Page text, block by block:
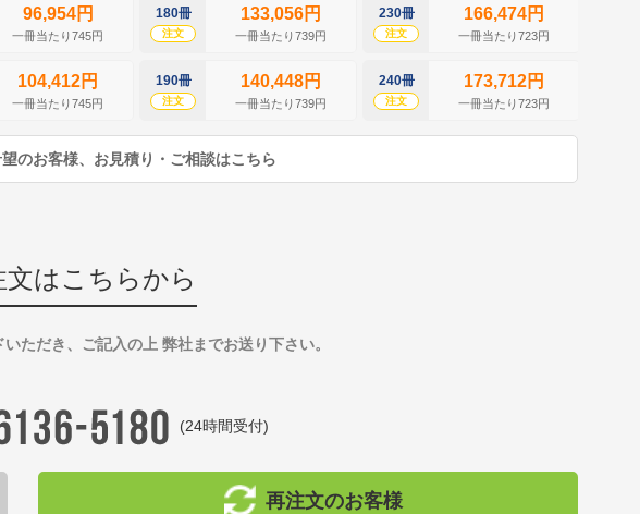
96,954円
一冊当たり745円
104,412円
一冊当たり745円
180冊
注文
133,056円
一冊当たり739円
190冊
注文
140,448円
一冊当たり739円
230冊
注文
166,474円
一冊当たり723円
240冊
注文
173,712円
一冊当たり723円
のお客様、お見積り・ご相談はこちら
はこちらから
ただき、ご記入の上 弊社までお送り下さい。
(24時間受付)
再注文のお客様